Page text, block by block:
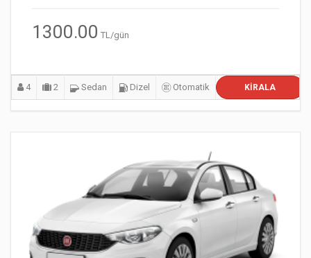
1300.00 TL/gün
4 2 Sedan Dizel Otomatik KIRALA